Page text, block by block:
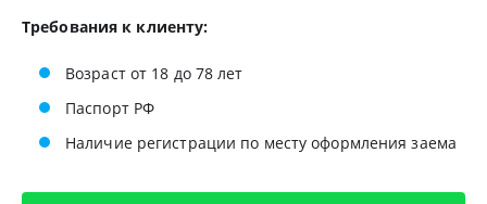
Требования к клиенту:
Возраст от 18 до 78 лет
Паспорт РФ
Наличие регистрации по месту оформления заема